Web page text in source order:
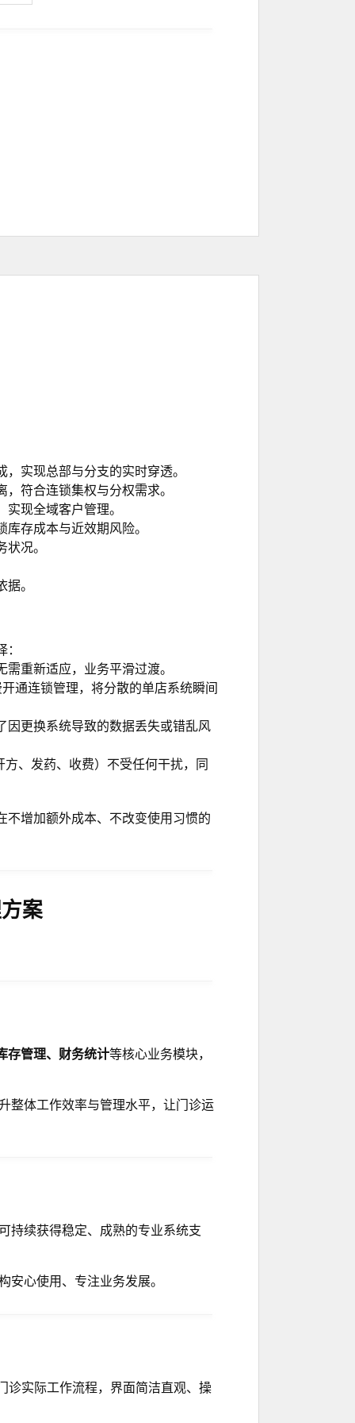
实现总部与分支的实时穿透。
符合连锁集权与分权需求。
现全域客户管理。
存成本与近效期风险。
况。
。
重新适应，业务平滑过渡。
通连锁管理，将分散的单店系统瞬间
因更换系统导致的数据丢失或错乱风
、发药、收费）不受任何干扰，同
增加额外成本、不改变使用习惯的
案
存管理、财务统计等核心业务模块，
整体工作效率与管理水平，让门诊运
持续获得稳定、成熟的专业系统支
心使用、专注业务发展。
诊实际工作流程，界面简洁直观、操